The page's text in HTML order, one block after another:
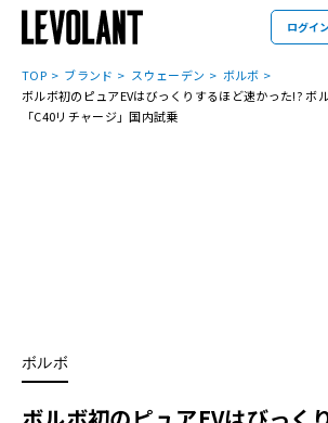
ログイ
TOP ブランド スウェーデン
ボルボ
ボルボ初のピュアEVはびっくりするほど速かった!? ボ
「C40リチャージ」国内試乗
ボルボ